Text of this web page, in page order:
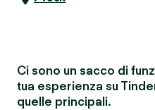
Ci sono un sacco di
tua esperienza su
quelle principali.